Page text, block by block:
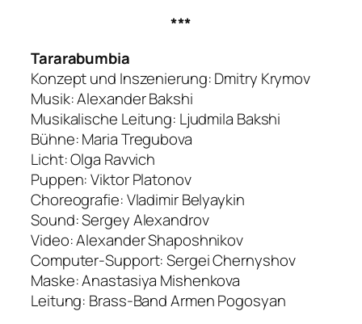
***
Tararabumbia
Konzept und Inszenierung: Dmitry Krymov
Musik: Alexander Bakshi
Musikalische Leitung: Ljudmila Bakshi
Bühne: Maria Tregubova
Licht: Olga Ravvich
Puppen: Viktor Platonov
Choreografie: Vladimir Belyaykin
Sound: Sergey Alexandrov
Video: Alexander Shaposhnikov
Computer-Support: Sergei Chernyshov
Maske: Anastasiya Mishenkova
Leitung: Brass-Band Armen Pogosyan